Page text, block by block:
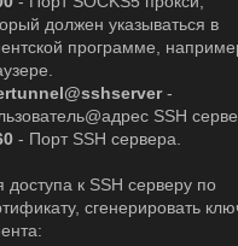
должен указываться в
программе,
-
SSH
- Порт SSH сервера.
доступа к SSH серверу по
сгенерировать